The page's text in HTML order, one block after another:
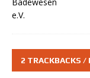
2 TRACKBACKS /